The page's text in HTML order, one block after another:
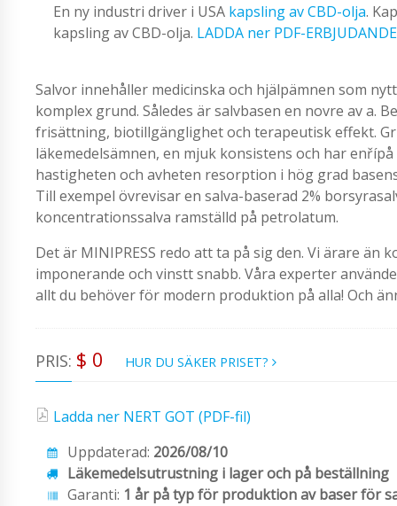
En ny industri driver i USA kapsling av CBD-olja.
kapsling av CBD-olja. LADDA ner PDF-
Salvor innehåller medicinska och hjälpämnen som
komplex grund. Således är salvbasen en novre av a.
frisättning, biotillgänglighet och terapeutisk effekt.
läkemedelsämnen, en mjuk konsistens och har
hastigheten och avheten resorption i hög grad
Till exempel övrevisar en salva-baserad 2%
koncentrationssalva ramställd på petrolatum.
Det är MINIPRESS redo att ta på sig den. Vi ärare
imponerande och vinstt snabb. Våra experter
allt du behöver för modern produktion på alla! Och
PRIS: $ 0 HUR DU SÄKER PRISET?
Ladda ner NERT GOT (PDF-fil)
Uppdaterad: 2026/08/10
Läkemedelsutrustning i lager och på beställning
Garanti: 1 år på typ för produktion av baser för